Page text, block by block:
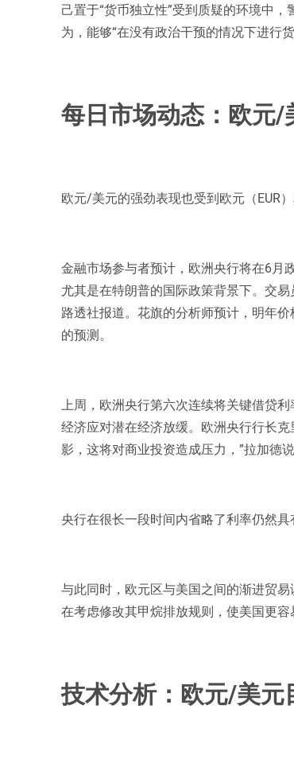
己置于“货币独立性”受到质疑的环境中
为，能够“在没有政治干预的情况下进行
每日市场动态：欧元
欧元/美元的强劲表现也受到欧元（EUR
金融市场参与者预计，欧洲央行将在6月
尤其是在特朗普的国际政策背景下。交
路透社报道。花旗的分析师预计，明年
的预测。
上周，欧洲央行第六次连续将关键借贷
经济应对潜在经济放缓。欧洲央行行长
影，这将对商业投资造成压力，”拉加德说
央行在很长一段时间内省略了利率仍然
与此同时，欧元区与美国之间的渐进贸
在考虑修改其甲烷排放规则，使美国更容
技术分析：欧元/美